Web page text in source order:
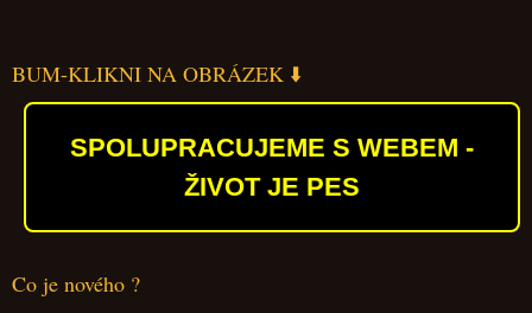
BUM-KLIKNI NA OBRÁZEK ⬇️
SPOLUPRACUJEME S WEBEM -
ŽIVOT JE PES
Co je nového ?